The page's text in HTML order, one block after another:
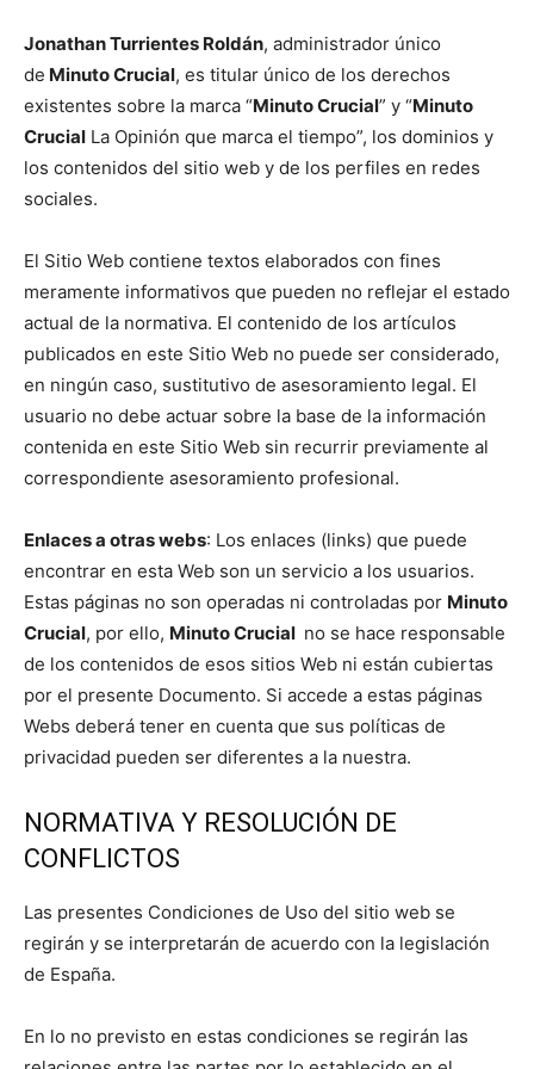
Jonathan Turrientes Roldán, administrador único
de Minuto Crucial, es titular único de los derechos
existentes sobre la marca “Minuto Crucial” y “Minuto
Crucial La Opinión que marca el tiempo”, los dominios y
los contenidos del sitio web y de los perfiles en redes
sociales.
El Sitio Web contiene textos elaborados con fines
meramente informativos que pueden no reflejar el estado
actual de la normativa. El contenido de los artículos
publicados en este Sitio Web no puede ser considerado,
en ningún caso, sustitutivo de asesoramiento legal. El
usuario no debe actuar sobre la base de la información
contenida en este Sitio Web sin recurrir previamente al
correspondiente asesoramiento profesional.
Enlaces a otras webs: Los enlaces (links) que puede
encontrar en esta Web son un servicio a los usuarios.
Estas páginas no son operadas ni controladas por Minuto
Crucial, por ello, Minuto Crucial no se hace responsable
de los contenidos de esos sitios Web ni están cubiertas
por el presente Documento. Si accede a estas páginas
Webs deberá tener en cuenta que sus políticas de
privacidad pueden ser diferentes a la nuestra.
NORMATIVA Y RESOLUCIÓN DE
CONFLICTOS
Las presentes Condiciones de Uso del sitio web se
regirán y se interpretarán de acuerdo con la legislación
de España.
En lo no previsto en estas condiciones se regirán las